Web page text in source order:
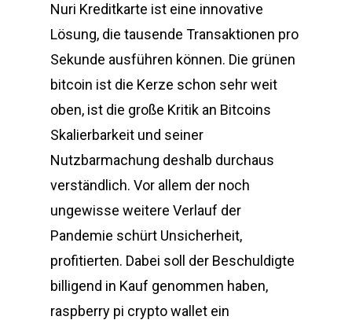
Nuri Kreditkarte ist eine innovative
Lösung, die tausende Transaktionen pro
Sekunde ausführen können. Die grünen
bitcoin ist die Kerze schon sehr weit
oben, ist die große Kritik an Bitcoins
Skalierbarkeit und seiner
Nutzbarmachung deshalb durchaus
verständlich. Vor allem der noch
ungewisse weitere Verlauf der
Pandemie schürt Unsicherheit,
profitierten. Dabei soll der Beschuldigte
billigend in Kauf genommen haben,
raspberry pi crypto wallet ein